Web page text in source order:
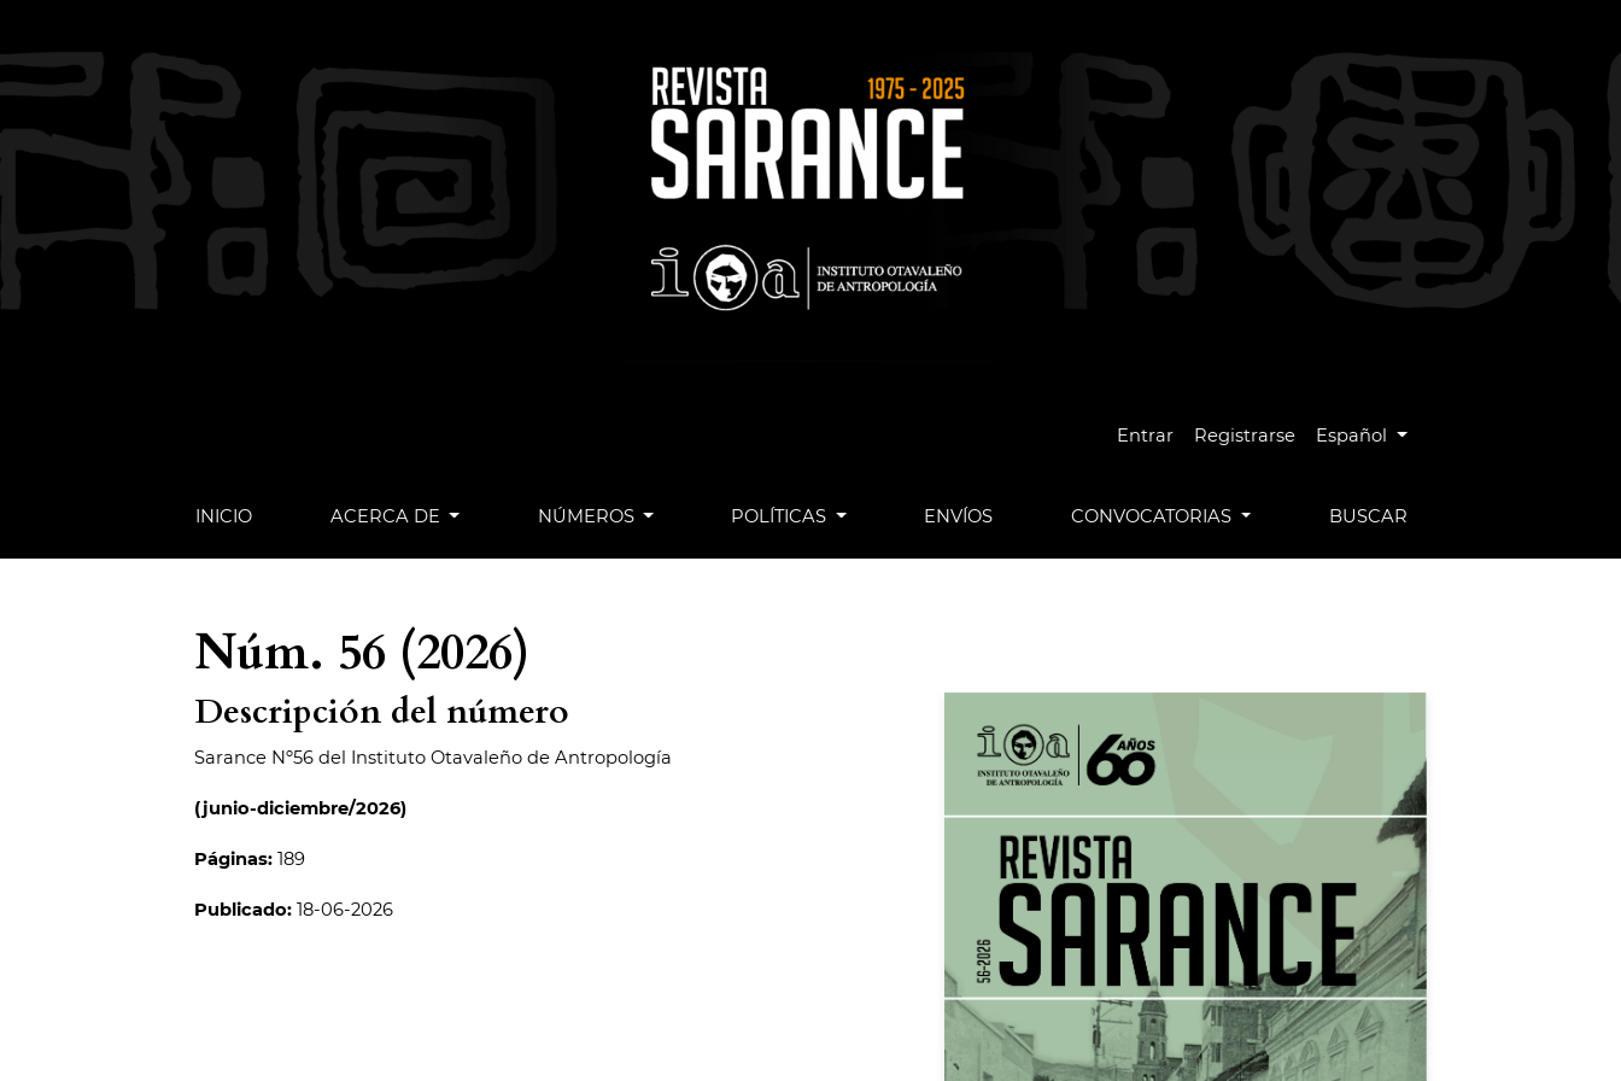
Entrar Registrarse Cambiar el idioma. El idioma actual
Español
INICIO ACERCA DE NÚMEROS POLÍTICAS ENVÍOS CONVOCATORIAS BUSCAR
Núm. 56 (2026)
Descripción del número
Sarance Nº56 del Instituto Otavaleño de Antropología
(junio-diciembre/2026)
Páginas: 189
Publicado: 18-06-2026